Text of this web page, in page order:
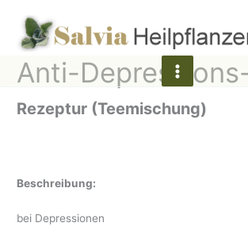
Inhalt
springen
Anti-
Rezeptur (Teemischung)
Beschreibung:
bei Depressionen